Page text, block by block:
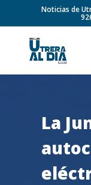
Noticias de
La